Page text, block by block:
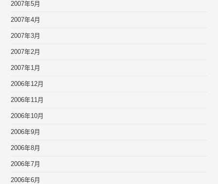
2007年5月
2007年4月
2007年3月
2007年2月
2007年1月
2006年12月
2006年11月
2006年10月
2006年9月
2006年8月
2006年7月
2006年6月